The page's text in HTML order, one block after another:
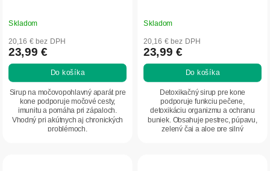
Skladom
20,16 € bez DPH
23,99 €
Do košíka
Sirup na močovopohlavný aparát pre
kone podporuje močové cesty,
imunitu a pomáha pri zápaloch.
Vhodný pri akútnych aj chronických
problémoch.
Skladom
20,16 € bez DPH
23,99 €
Do košíka
Detoxikačný sirup pre kone
podporuje funkciu pečene,
detoxikáciu organizmu a ochranu
buniek. Obsahuje pestrec, púpavu,
zelený čaj a aloe pre silný